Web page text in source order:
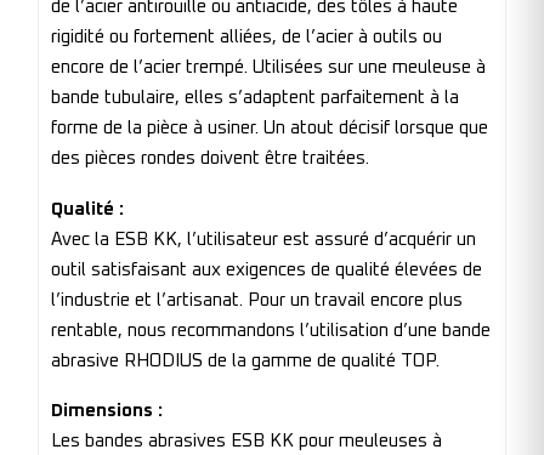
de l’acier antirouille ou antiacide, des tôles à haute
rigidité ou fortement alliées, de l’acier à outils ou
encore de l’acier trempé. Utilisées sur une meuleuse à
bande tubulaire, elles s’adaptent parfaitement à la
forme de la pièce à usiner. Un atout décisif lorsque que
des pièces rondes doivent être traitées.
Qualité :
Avec la ESB KK, l’utilisateur est assuré d’acquérir un
outil satisfaisant aux exigences de qualité élevées de
l’industrie et l’artisanat. Pour un travail encore plus
rentable, nous recommandons l’utilisation d’une bande
abrasive RHODIUS de la gamme de qualité TOP.
Dimensions :
Les bandes abrasives ESB KK pour meuleuses à